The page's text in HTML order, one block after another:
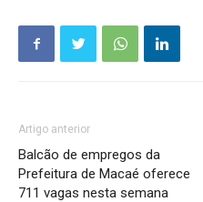
Artigo anterior
Balcão de empregos da
Prefeitura de Macaé oferece
711 vagas nesta semana